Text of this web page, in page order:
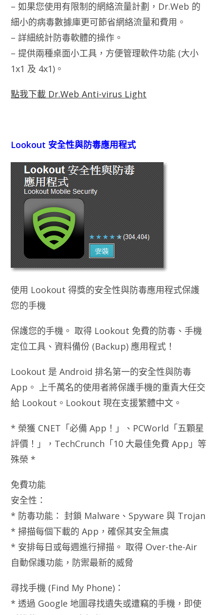
– 如果您使用有限制的網絡流量計劃，Dr.Web 的
細小的病毒數據庫更可節省網絡流量和費用。
– 詳細統計防毒軟體的操作。
– 提供兩種桌面小工具，方便管理軟件功能 (大小
1х1 及 4х1)。
點我下載 Dr.Web Anti-virus Light
Lookout 安全性與防毒應用程式
使用 Lookout 得獎的安全性與防毒應用程式保護
您的手機
保護您的手機。 取得 Lookout 免費的防毒、手機
定位工具、資料備份 (Backup) 應用程式！
Lookout 是 Android 排名第一的安全性與防毒
App。 上千萬名的使用者將保護手機的重責大任交
給 Lookout。Lookout 現在支援繁體中文。
* 榮獲 CNET「必備 App！」、PCWorld「五顆星
評價！」，TechCrunch「10 大最佳免費 App」等
殊榮 *
免費功能
安全性：
* 防毒功能： 封鎖 Malware、Spyware 與 Trojan
* 掃描每個下載的 App，確保其安全無虞
* 安排每日或每週進行掃描。 取得 Over-the-Air
自動保護功能，防禦最新的威脅
尋找手機 (Find My Phone)：
* 透過 Google 地圖尋找遺失或遭竊的手機，即使